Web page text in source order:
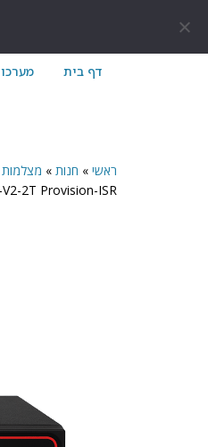
דף בית
ראשי » חנות »
2T Provision-ISR